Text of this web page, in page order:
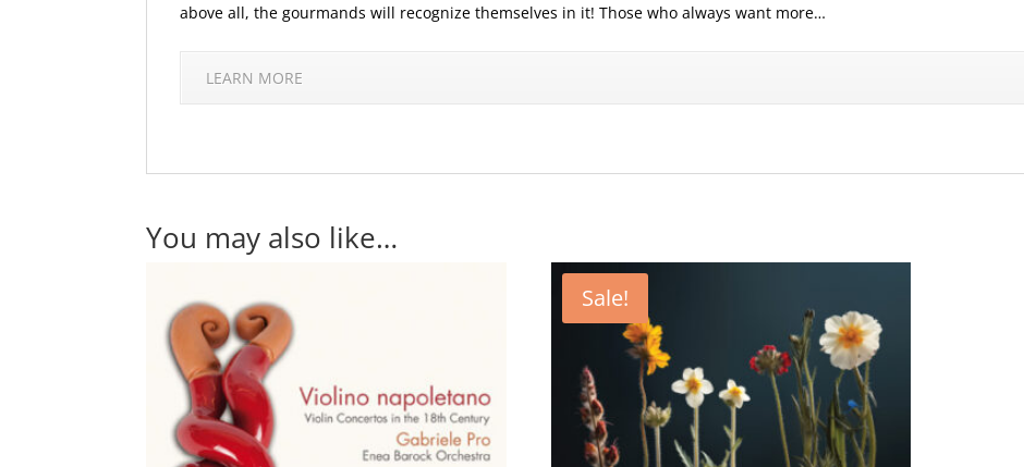
above all, the gourmands will recognize themselves in it! Those who always want more…
LEARN MORE
You may also like…
Sale!